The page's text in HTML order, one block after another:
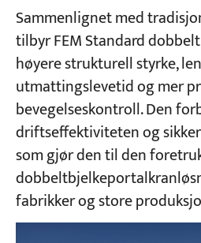
Prosjekter
Blogger
Nyheter
applikasjoner
Om oss
Kontakt oss
Sammenlignet med
tilbyr FEM Standard
høyere strukturell styrke,
utmattingslevetid og mer
bevegelseskontroll. Den
driftseffektiviteten og
som gjør den til den
fabrikker og store